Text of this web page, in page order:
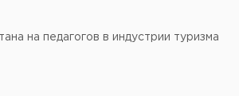
на педагогов в индустрии туризма